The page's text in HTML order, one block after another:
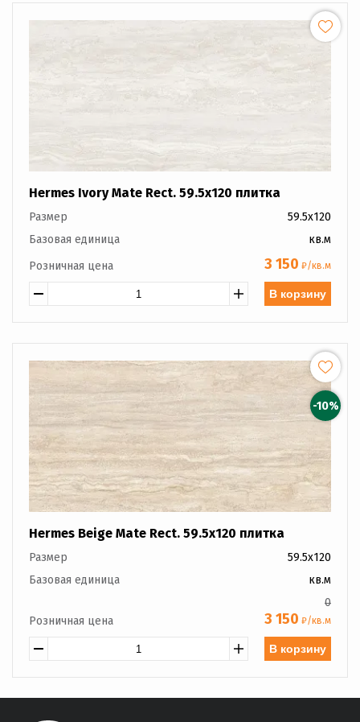
Hermes Ivory Mate Rect. 59.5x120 плитка
Размер
59.5x120
Базовая единица
кв.м
Розничная цена
3 150 ₽/кв.м
В корзину
-10%
Hermes Beige Mate Rect. 59.5x120 плитка
Размер
59.5x120
Базовая единица
кв.м
Розничная цена
0
3 150 ₽/кв.м
В корзину